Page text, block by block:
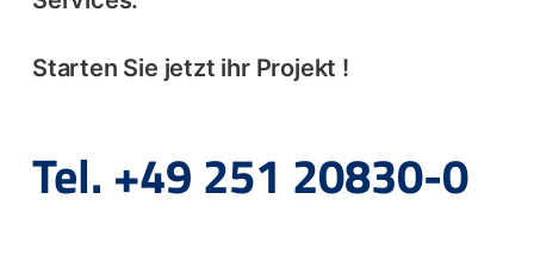
Starten Sie jetzt ihr Projekt !
Tel. +49 251 20830-0